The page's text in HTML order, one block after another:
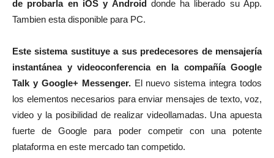
de probarla en iOS y Android donde ha liberado su App.
Tambien esta disponible para PC.
Este sistema sustituye a sus predecesores de mensajería
instantánea y videoconferencia en la compañía Google
Talk y Google+ Messenger.El nuevo sistema integra todos
los elementos necesarios para enviar mensajes de texto, voz,
video y la posibilidad de realizar videollamadas. Una apuesta
fuerte de Google para poder competir con una potente
plataforma en este mercado tan competido.